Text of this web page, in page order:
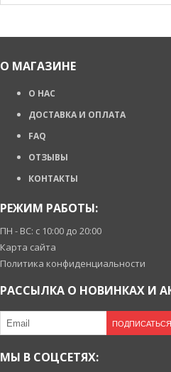
О МАГАЗИНЕ
О НАС
ДОСТАВКА И ОПЛАТА
FAQ
ОТЗЫВЫ
КОНТАКТЫ
РЕЖИМ РАБОТЫ:
ПН - ВС: с 10:00 до 20:00
Карта сайта
Политика конфиденциальности
РАССЫЛКА О НОВИНКАХ И
ПОДПИСАТЬСЯ
МЫ В СОЦСЕТЯХ: